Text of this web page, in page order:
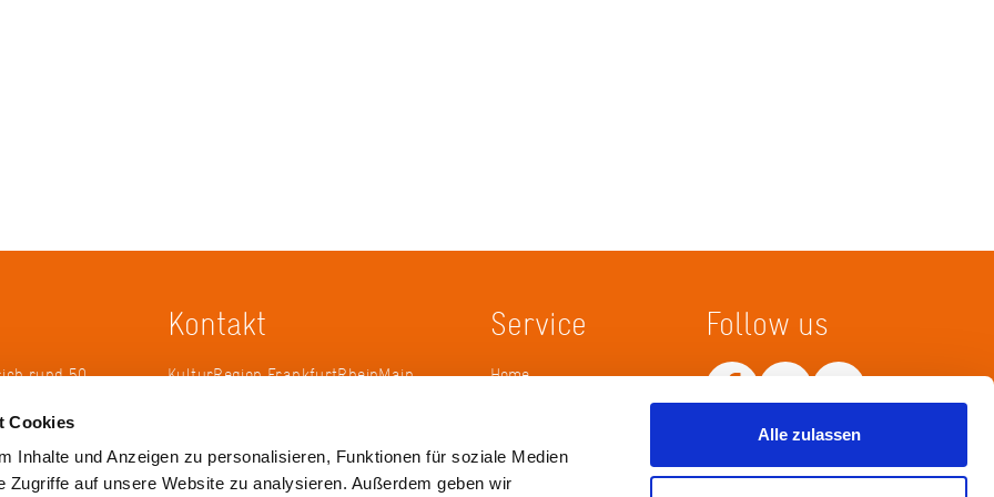
Cookies
Inhalte und Anzeigen zu personalisieren, Funktionen für soziale Medien
Zugriffe auf unsere Website zu analysieren. Außerdem geben wir
Alle zulassen
rund 50
2005 die
Kontakt
KulturRegion FrankfurtRheinMain
Tel.: +49 69 2577-1700
Service
Home
Follow us
Netiquette